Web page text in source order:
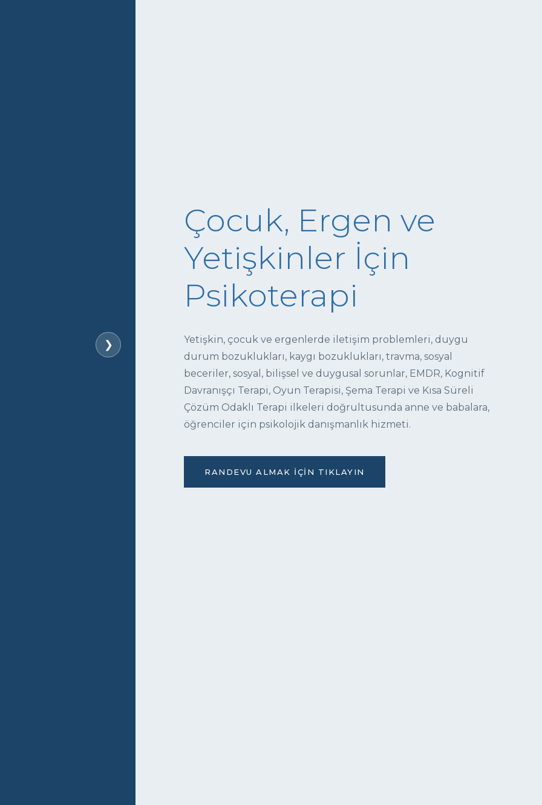
❯
Çocuk, Ergen ve
Yetişkinler İçin
Psikoterapi
Yetişkin, çocuk ve ergenlerde iletişim problemleri, duygu
durum bozuklukları, kaygı bozuklukları, travma, sosyal
beceriler, sosyal, bilişsel ve duygusal sorunlar, EMDR, Kognitif
Davranışçı Terapi, Oyun Terapisi, Şema Terapi ve Kısa Süreli
Çözüm Odaklı Terapi ilkeleri doğrultusunda anne ve babalara,
öğrenciler için psikolojik danışmanlık hizmeti.
RANDEVU ALMAK İÇIN TIKLAYIN